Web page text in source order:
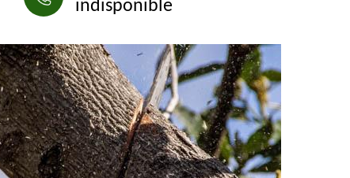
indisponible